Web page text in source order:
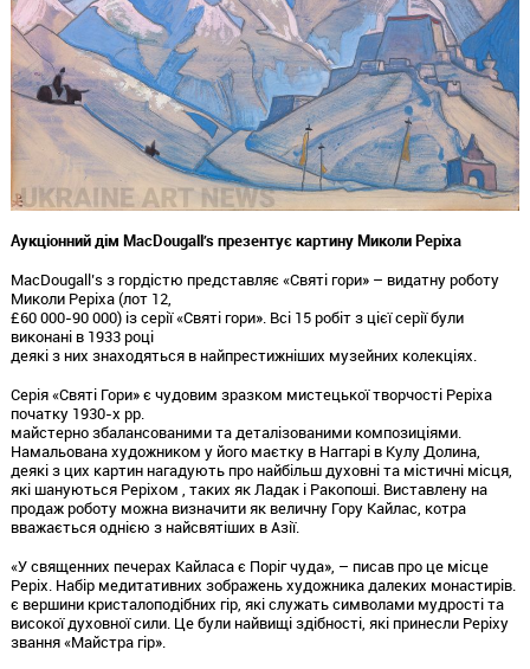
Аукціонний дім MacDougall’s презентує картину Миколи Реріха
MacDougall’s з гордістю представляє «Святі гори» – видатну роботу
Миколи Реріха (лот 12,
£60 000-90 000) із серії «Святі гори». Всі 15 робіт з цієї серії були
виконані в 1933 році
деякі з них знаходяться в найпрестижніших музейних колекціях.
Серія «Святі Гори» є чудовим зразком мистецької творчості Реріха
початку 1930-х рр.
майстерно збалансованими та деталізованими композиціями.
Намальована художником у його маєтку в Наггарі в Кулу Долина,
деякі з цих картин нагадують про найбільш духовні та містичні місця,
які шануються Реріхом , таких як Ладак і Ракопоші. Виставлену на
продаж роботу можна визначити як величну Гору Кайлас, котра
вважається однією з найсвятіших в Азії.
«У священних печерах Кайласа є Поріг чуда», – писав про це місце
Реріх. Набір медитативних зображень художника далеких монастирів.
є вершини кристалоподібних гір, які служать символами мудрості та
високої духовної сили. Це були найвищі здібності, які принесли Реріху
звання «Майстра гір».